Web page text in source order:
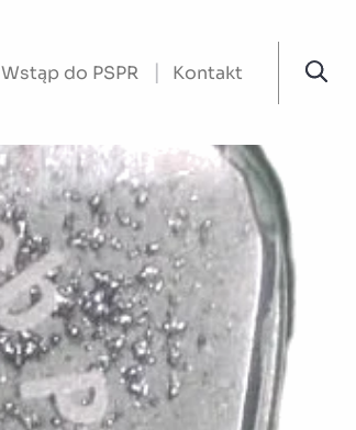
Wstąp do PSPR Kontakt